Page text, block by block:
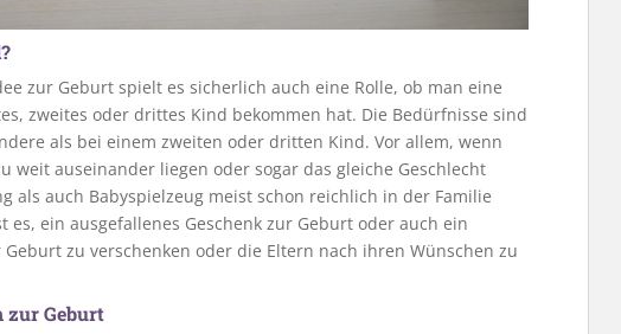
zur Geburt spielt es sicherlich auch eine Rolle, ob man eine
zweites oder drittes Kind bekommen hat. Die Bedürfnisse sind
als bei einem zweiten oder dritten Kind. Vor allem, wenn
weit auseinander liegen oder sogar das gleiche Geschlecht
als auch Babyspielzeug meist schon reichlich in der Familie
es, ein ausgefallenes Geschenk zur Geburt oder auch ein
zu verschenken oder die Eltern nach ihren Wünschen zu
zur Geburt